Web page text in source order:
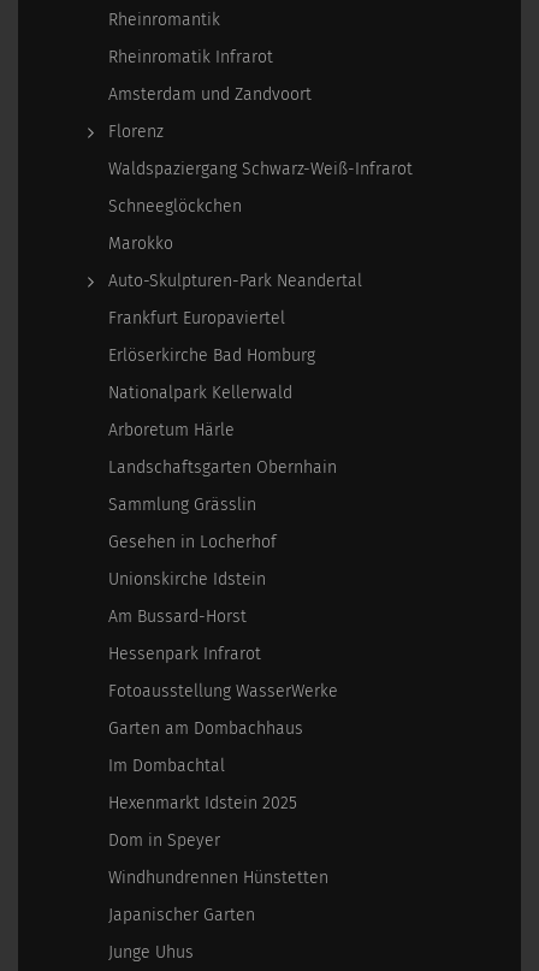
Rheinromantik
Rheinromatik Infrarot
Amsterdam und Zandvoort
Florenz
Waldspaziergang Schwarz-Weiß-Infrarot
Schneeglöckchen
Marokko
Auto-Skulpturen-Park Neandertal
Frankfurt Europaviertel
Erlöserkirche Bad Homburg
Nationalpark Kellerwald
Arboretum Härle
Landschaftsgarten Obernhain
Sammlung Grässlin
Gesehen in Locherhof
Unionskirche Idstein
Am Bussard-Horst
Hessenpark Infrarot
Fotoausstellung WasserWerke
Garten am Dombachhaus
Im Dombachtal
Hexenmarkt Idstein 2025
Dom in Speyer
Windhundrennen Hünstetten
Japanischer Garten
Junge Uhus